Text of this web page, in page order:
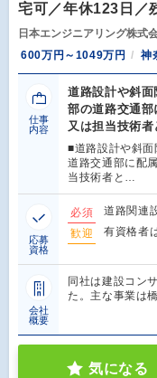
宅可／年休123日／
日本エンジニアリング株式
600万円～1049万円
神
仕事
内容
道路設計や斜
部の道路交通
又は担当技術者
■道路設計や斜
道路交通部に配
当技術者と…
応募
資格
必須
道路関連
歓迎
有資格者
会社
概要
同社は建設コン
た。主な事業は
気になる